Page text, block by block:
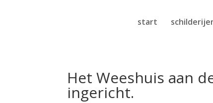
start
Het Weeshuis aan
ingericht.